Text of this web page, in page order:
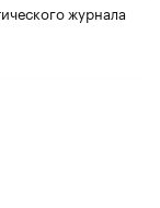
журнала